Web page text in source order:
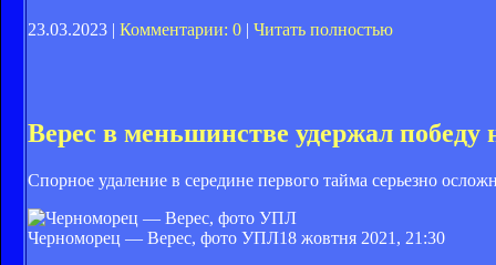
23.03.2023 | Комментарии: 0 | Читать полностью
Верес в меньшинстве удержал
Спорное удаление в середине первого тайма серьезно
Черноморец — Верес, фото УПЛ18 жовтня 2021, 21:30